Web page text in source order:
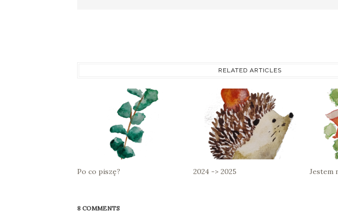
RELATED ARTICLES
Po co piszę? 2024 -> 2025 Jestem
8 COMMENTS